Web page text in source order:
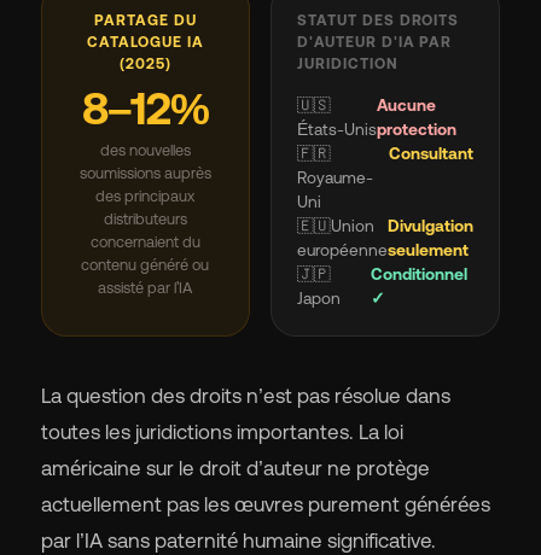
PARTAGE DU
CATALOGUE IA
(2025)
8–12%
des nouvelles
soumissions auprès
des principaux
distributeurs
concernaient du
contenu généré ou
assisté par l'IA
STATUT DES DROITS
D'AUTEUR D'IA PAR
JURIDICTION
🇺🇸
États-Unis
Aucune
protection
🇫🇷
Royaume-
Uni
Consultant
🇪🇺Union
européenne
Divulgation
seulement
🇯🇵
Japon
Conditionnel
✓
La question des droits n’est pas résolue dans
toutes les juridictions importantes. La loi
américaine sur le droit d’auteur ne protège
actuellement pas les œuvres purement générées
par l’IA sans paternité humaine significative.